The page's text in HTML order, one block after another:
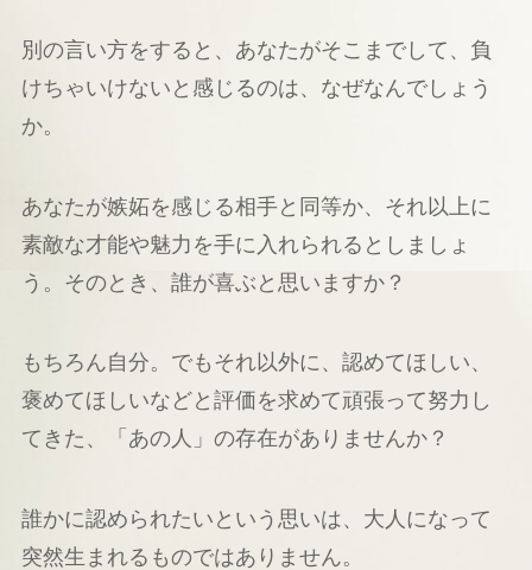
別の言い方をすると、あなたがそこまでして、負
けちゃいけないと感じるのは、なぜなんでしょう
か。
あなたが嫉妬を感じる相手と同等か、それ以上に
素敵な才能や魅力を手に入れられるとしましょ
う。そのとき、誰が喜ぶと思いますか？
もちろん自分。でもそれ以外に、認めてほしい、
褒めてほしいなどと評価を求めて頑張って努力し
てきた、「あの人」の存在がありませんか？
誰かに認められたいという思いは、大人になって
突然生まれるものではありません。